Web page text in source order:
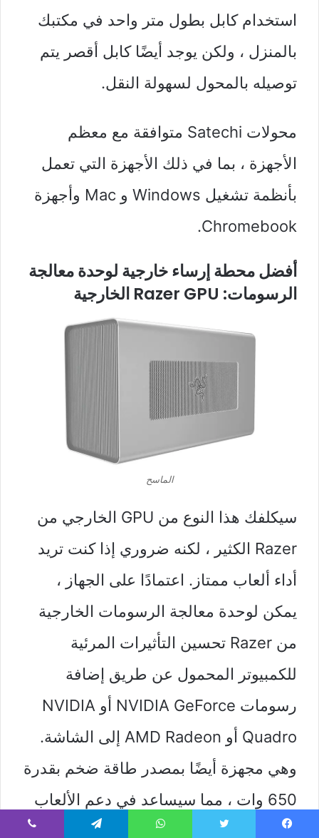
استخدام كابل بطول متر واحد في مكتبك
بالمنزل ، ولكن يوجد أيضًا كابل أقصر يتم
توصيله بالمحول لسهولة النقل.
محولات Satechi متوافقة مع معظم
الأجهزة ، بما في ذلك الأجهزة التي تعمل
بأنظمة تشغيل Windows و Mac وأجهزة
Chromebook.
أفضل محطة إرساء خارجية لوحدة معالجة
الرسومات: Razer GPU الخارجية
الماسح
سيكلفك هذا النوع من GPU الخارجي من
Razer الكثير ، لكنه ضروري إذا كنت تريد
أداء ألعاب ممتاز. اعتمادًا على الجهاز ،
يمكن لوحدة معالجة الرسومات الخارجية
من Razer تحسين التأثيرات المرئية
للكمبيوتر المحمول عن طريق إضافة
رسومات NVIDIA GeForce أو NVIDIA
Quadro أو AMD Radeon إلى الشاشة.
وهي مجهزة أيضًا بمصدر طاقة ضخم بقدرة
650 وات ، مما سيساعد في دعم الألعاب
التي تتطلب الكثير من المتطلبات. بالإضافة